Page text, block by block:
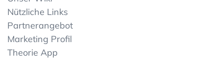
Nützliche Links
Partnerangebot
Marketing Profil
Theorie App